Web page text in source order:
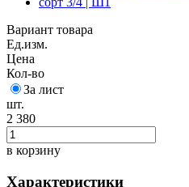
Вариант товара
Ед.изм.
Цена
Кол-во
За лист
шт.
2 380
в корзину
Характеристики